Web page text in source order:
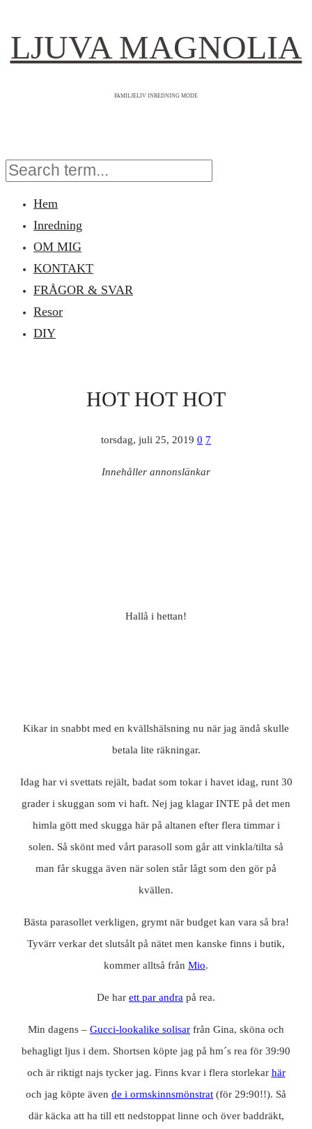
LJUVA MAGNOLIA
FAMILJELIV INREDNING MODE
Hem
Inredning
OM MIG
KONTAKT
FRÅGOR & SVAR
Resor
DIY
HOT HOT HOT
torsdag, juli 25, 2019 0 7
Innehåller annonslänkar
Hallå i hettan!
Kikar in snabbt med en kvällshälsning nu när jag ändå skulle
betala lite räkningar.
Idag har vi svettats rejält, badat som tokar i havet idag, runt 30
grader i skuggan som vi haft. Nej jag klagar INTE på det men
himla gött med skugga här på altanen efter flera timmar i
solen. Så skönt med vårt parasoll som går att vinkla/tilta så
man får skugga även när solen står lågt som den gör på
kvällen.
Bästa parasollet verkligen, grymt när budget kan vara så bra!
Tyvärr verkar det slutsålt på nätet men kanske finns i butik,
kommer alltså från Mio.
De har ett par andra på rea.
Min dagens – Gucci-lookalike solisar från Gina, sköna och
behagligt ljus i dem. Shortsen köpte jag på hm´s rea för 39:90
och är riktigt najs tycker jag. Finns kvar i flera storlekar här
och jag köpte även de i ormskinnsmönstrat (för 29:90!!). Så
där käcka att ha till ett nedstoppat linne och över baddräkt,